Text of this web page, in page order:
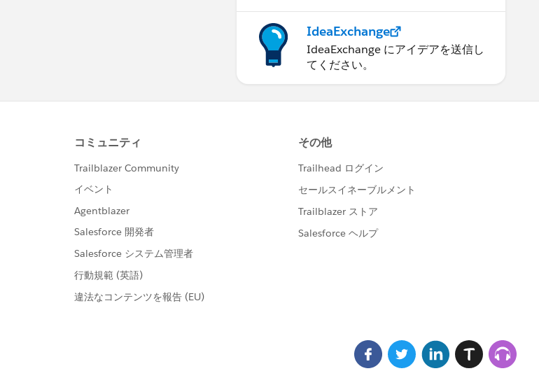
IdeaExchange
IdeaExchange にアイデアを送信し
てください。